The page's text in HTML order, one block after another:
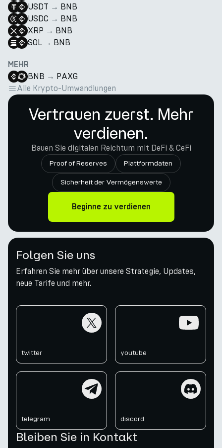
USDT → BNB
USDC → BNB
XRP → BNB
SOL → BNB
MEHR
BNB → PAXG
Alle Krypto-Umwandlungen
Vertrauen zuerst. Mehr
verdienen.
Bauen Sie digitalen Reichtum mit DeFi & CeFi
Proof of Reserves Plattformdaten
Sicherheit der Vermögenswerte
Beginne zu verdienen
Folgen Sie uns
Erfahren Sie mehr über unsere Strategie, Updates,
neue Tarife und mehr.
twitter youtube
telegram discord
Bleiben Sie in Kontakt